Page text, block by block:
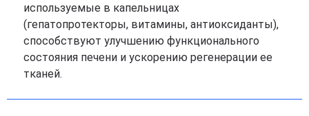
используемые в капельницах
(гепатопротекторы, витамины, антиоксиданты),
способствуют улучшению функционального
состояния печени и ускорению регенерации ее
тканей.